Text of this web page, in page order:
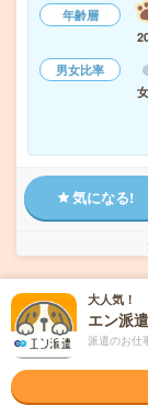
年齢層
男女比率
気になる!
未読 掲載日 2026/
1800円＊＜
社で総務関
大人気！
エン派
派遣のお仕